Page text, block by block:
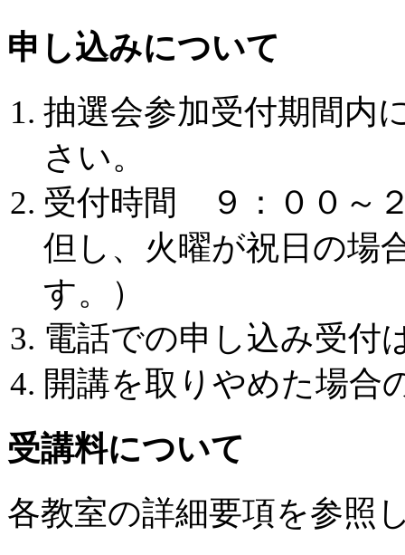
申し込みについて
抽選会参加受付期間内
さい。
受付時間 ９：００～
但し、火曜が祝日の場
す。）
電話での申し込み受付
開講を取りやめた場合
受講料について
各教室の詳細要項を参照